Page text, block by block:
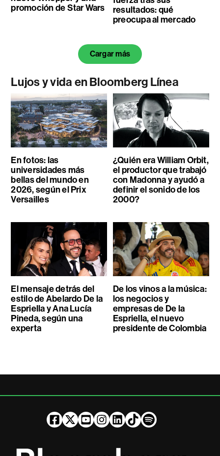
promoción de Star Wars
resultados: qué
preocupa al mercado
Cargar más
Lujos y vida en Bloomberg Línea
En fotos: las
universidades más
bellas del mundo en
2026, según el Prix
Versailles
¿Quién era William Orbit,
el productor que trabajó
con Madonna y ayudó a
definir el sonido de los
2000?
El mensaje detrás del
estilo de Abelardo De la
Espriella y Ana Lucía
Pineda, según una
experta
De los vinos a la música:
los negocios y
empresas de De la
Espriella, el nuevo
presidente de Colombia